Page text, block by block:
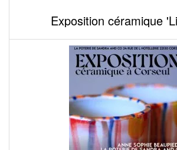
Exposition céramique